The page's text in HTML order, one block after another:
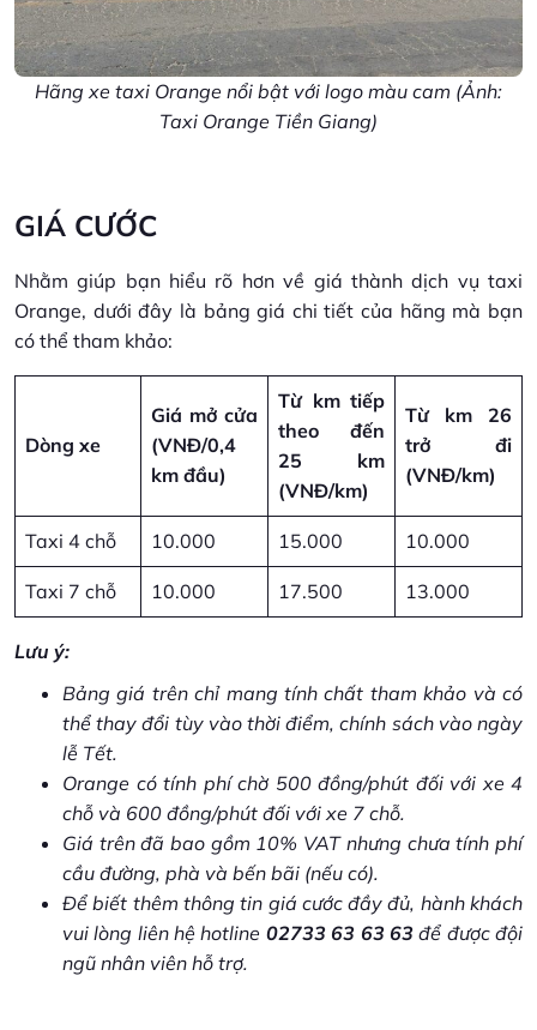
Hãng xe taxi Orange nổi bật với logo màu cam (Ảnh:
Taxi Orange Tiền Giang)
GIÁ CƯỚC
Nhằm giúp bạn hiểu rõ hơn về giá thành dịch vụ taxi
Orange, dưới đây là bảng giá chi tiết của hãng mà bạn
có thể tham khảo:
Dòng xe
Giá mở cửa
(VNĐ/0,4
km đầu)
Từ km tiếp
theo đến
25 km
(VNĐ/km)
Từ km 26
trở đi
(VNĐ/km)
Taxi 4 chỗ 10.000 15.000 10.000
Taxi 7 chỗ 10.000 17.500 13.000
Lưu ý:
Bảng giá trên chỉ mang tính chất tham khảo và có
thể thay đổi tùy vào thời điểm, chính sách vào ngày
lễ Tết.
Orange có tính phí chờ 500 đồng/phút đối với xe 4
chỗ và 600 đồng/phút đối với xe 7 chỗ.
Giá trên đã bao gồm 10% VAT nhưng chưa tính phí
cầu đường, phà và bến bãi (nếu có).
Để biết thêm thông tin giá cước đầy đủ, hành khách
vui lòng liên hệ hotline 02733 63 63 63để được đội
ngũ nhân viên hỗ trợ.